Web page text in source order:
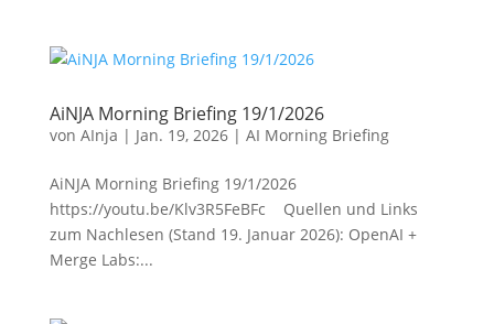
AiNJA Morning Briefing 19/1/2026
von AInja | Jan. 19, 2026| AI Morning Briefing
AiNJA Morning Briefing 19/1/2026
https://youtu.be/Klv3R5FeBFc Quellen und Links
zum Nachlesen (Stand 19. Januar 2026): OpenAI +
Merge Labs:...